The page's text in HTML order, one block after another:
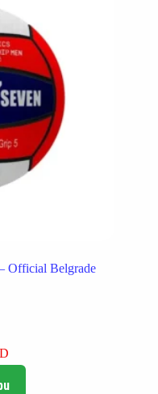
Official Belgrade